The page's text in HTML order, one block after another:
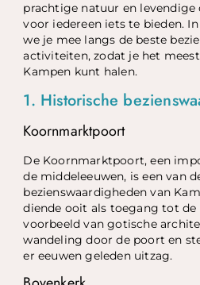
prachtige natuur en
voor iedereen iets te bieden.
we je mee langs de beste
activiteiten, zodat je het
Kampen kunt halen.
1. Historische
Koornmarktpoort
De Koornmarktpoort, een
de middeleeuwen, is een van
bezienswaardigheden van
diende ooit als toegang tot de
voorbeeld van gotische
wandeling door de poort en
er eeuwen geleden uitzag.